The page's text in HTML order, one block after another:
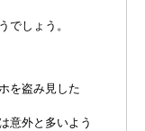
でしょう。
を盗み見した
意外と多いよう